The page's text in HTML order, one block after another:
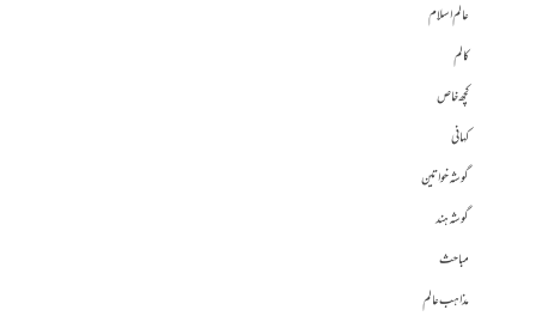
عالم اسلام
کالم
کچھ خاص
کہانی
گوشہ خواتین
گوشہ ہند
مباحث
مذاہب عالم